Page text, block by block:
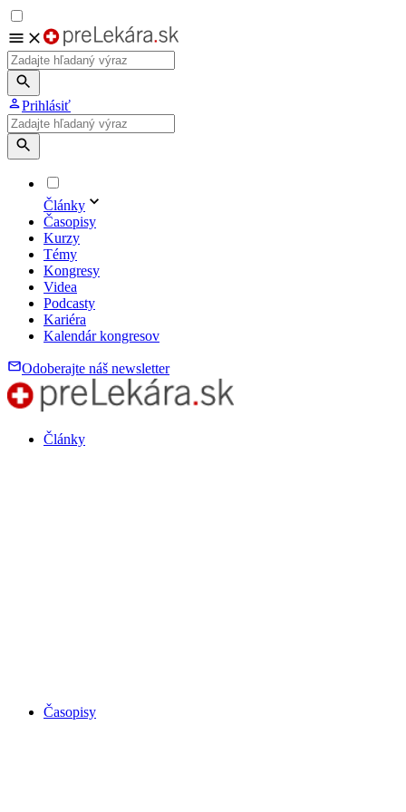
Prihlásiť
Články
Časopisy
Kurzy
Témy
Kongresy
Videa
Podcasty
Kariéra
Kalendár kongresov
Odoberajte náš newsletter
Články
Časopisy